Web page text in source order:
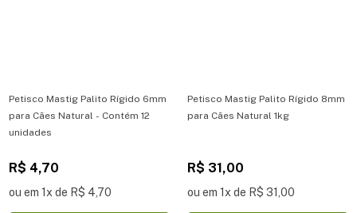
Petisco Mastig Palito Rígido 6mm
para Cães Natural - Contém 12
unidades
R$ 4,70
ou em 1x de R$ 4,70
Petisco Mastig Palito Rígido 8mm
para Cães Natural 1kg
R$ 31,00
ou em 1x de R$ 31,00